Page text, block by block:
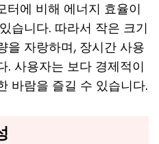
터에 비해 에너지 효율이
습니다. 따라서 작은 크기
을 자랑하며, 장시간 사용
. 사용자는 보다 경제적이
바람을 즐길 수 있습니다.